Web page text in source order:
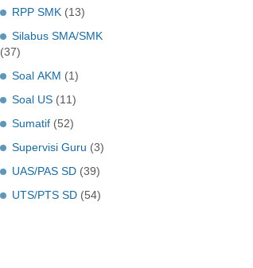
RPP SMK (13)
Silabus SMA/SMK
(37)
Soal AKM (1)
Soal US (11)
Sumatif (52)
Supervisi Guru (3)
UAS/PAS SD (39)
UTS/PTS SD (54)